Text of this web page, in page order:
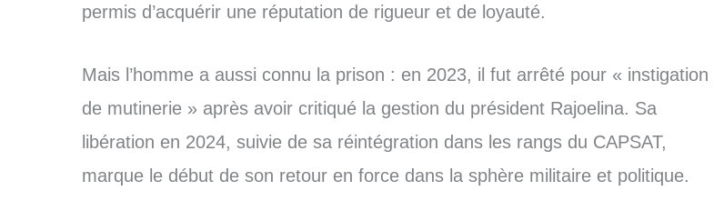
permis d’acquérir une réputation de rigueur et de loyauté.
Mais l’homme a aussi connu la prison : en 2023, il fut arrêté pour « instigation
de mutinerie » après avoir critiqué la gestion du président Rajoelina. Sa
libération en 2024, suivie de sa réintégration dans les rangs du CAPSAT,
marque le début de son retour en force dans la sphère militaire et politique.